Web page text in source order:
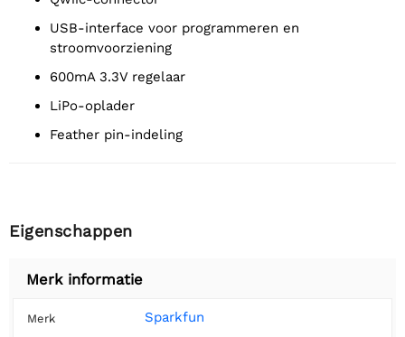
USB-interface voor programmeren en
stroomvoorziening
600mA 3.3V regelaar
LiPo-oplader
Feather pin-indeling
Eigenschappen
Merk informatie
Merk Sparkfun